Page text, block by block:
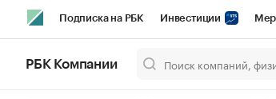
Подписка на РБК Инвестиции
РБК Компании